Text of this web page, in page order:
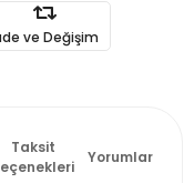
ve Değişim
Taksit
Yorumlar